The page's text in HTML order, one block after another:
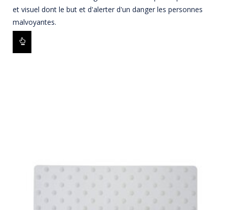
et visuel dont le but et d'alerter d'un danger les personnes
malvoyantes.